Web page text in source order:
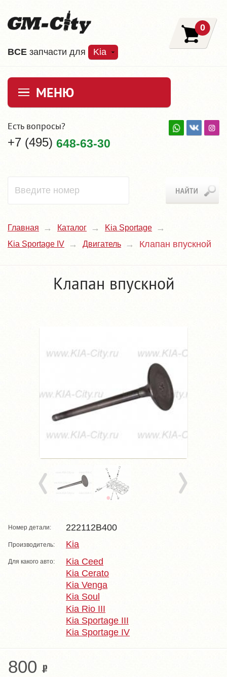
ВCE запчасти для Kia
0
МЕНЮ
Есть вопросы?
+7 (495) 648-63-30
Главная Каталог
Kia Sportage
Kia Sportage IV
Двигатель Клапан впускной
Клапан впускной
Номер детали: 222112B400
Производитель: Kia
Для какого авто:
Kia Ceed
Kia Cerato
Kia Venga
Kia Soul
Kia Rio III
Kia Sportage III
Kia Sportage IV
800